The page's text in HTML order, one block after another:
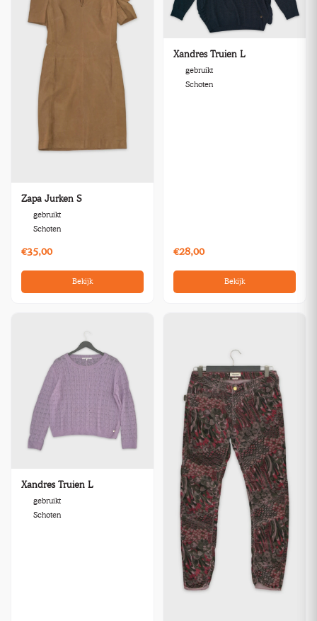
Zapa Jurken S
gebruikt
Schoten
€35,00
Bekijk
Xandres Truien L
gebruikt
Schoten
€28,00
Bekijk
Xandres Truien L
gebruikt
Schoten